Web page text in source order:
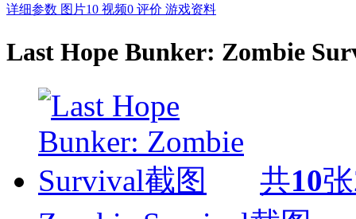
详细参数 图片10 视频0 评价 游戏资料
Last Hope Bunker: Zombie
共10张